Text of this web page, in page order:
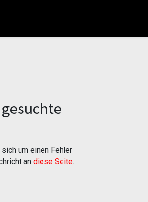
um einen Fehler
an diese Seite.